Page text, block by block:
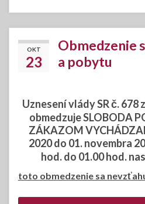
OKT
23
Obmedzenie
a pobytu
Uznesení vlády SR č. 678
obmedzuje SLOBODA
ZÁKAZOM
2020 do 01. novembra
hod. do 01.00 hod.
toto obmedzenie sa